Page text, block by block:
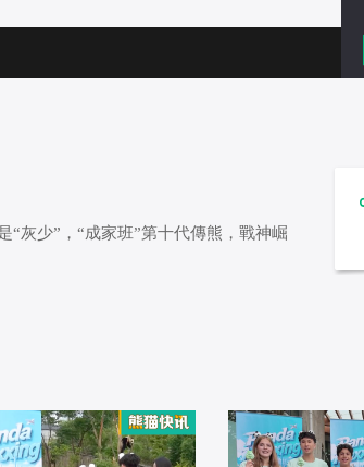
灰少”，“成家班”第十代傳熊，戰神崛